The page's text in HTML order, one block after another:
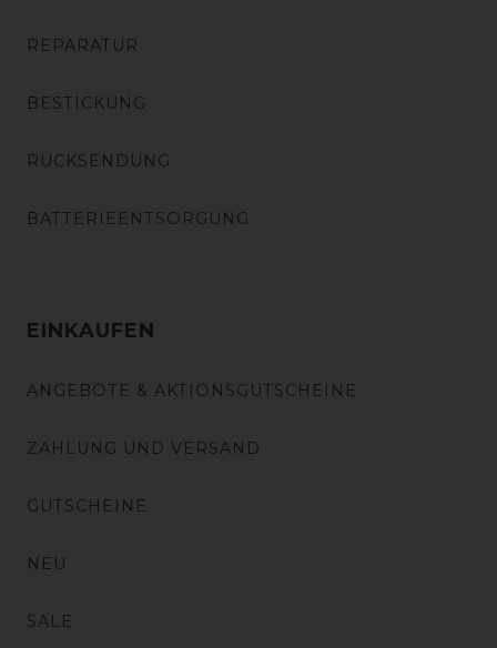
REPARATUR
BESTICKUNG
RÜCKSENDUNG
BATTERIEENTSORGUNG
EINKAUFEN
ANGEBOTE & AKTIONSGUTSCHEINE
ZAHLUNG UND VERSAND
GUTSCHEINE
NEU
SALE